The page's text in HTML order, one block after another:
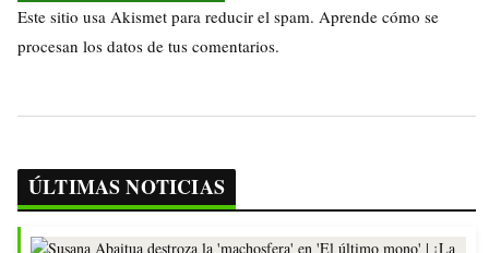
Este sitio usa Akismet para reducir el spam. Aprende cómo se
procesan los datos de tus comentarios.
ÚLTIMAS NOTICIAS